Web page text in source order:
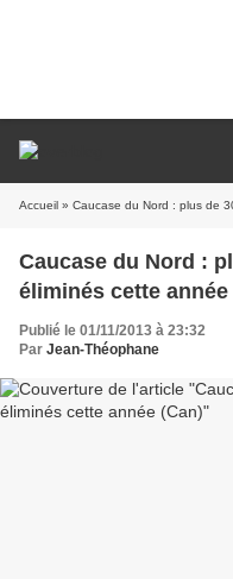
Accueil » Caucase du Nord : plus de
Caucase du Nord :
éliminés cette année
Publié le 01/11/2013 à 23:32
Par Jean-Théophane